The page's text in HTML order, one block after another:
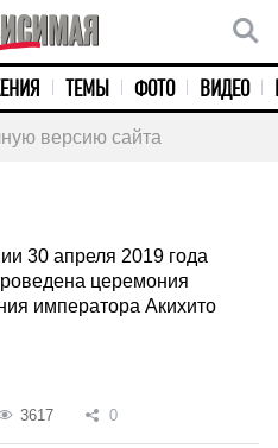
ТЕМЫ ФОТО ВИДЕО
версию сайта
30 апреля 2019 года
церемония
императора Акихито
3617 0